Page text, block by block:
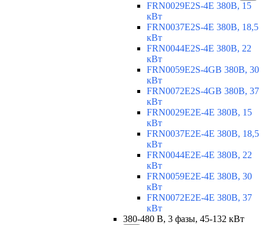
FRN0029E2S-4E 380В, 15
кВт
FRN0037E2S-4E 380В, 18,5
кВт
FRN0044E2S-4E 380В, 22
кВт
FRN0059E2S-4GB 380В, 30
кВт
FRN0072E2S-4GB 380В, 37
кВт
FRN0029E2E-4E 380В, 15
кВт
FRN0037E2E-4E 380В, 18,5
кВт
FRN0044E2E-4E 380В, 22
кВт
FRN0059E2E-4E 380В, 30
кВт
FRN0072E2E-4E 380В, 37
кВт
380-480 В, 3 фазы, 45-132 кВт